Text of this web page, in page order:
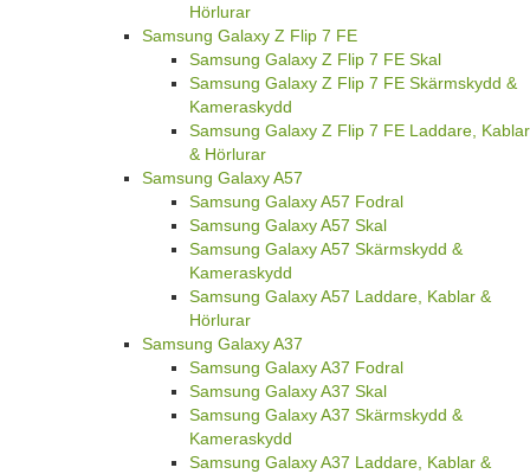
Hörlurar
Samsung Galaxy Z Flip 7 FE
Samsung Galaxy Z Flip 7 FE Skal
Samsung Galaxy Z Flip 7 FE Skärmskydd &
Kameraskydd
Samsung Galaxy Z Flip 7 FE Laddare, Kablar
& Hörlurar
Samsung Galaxy A57
Samsung Galaxy A57 Fodral
Samsung Galaxy A57 Skal
Samsung Galaxy A57 Skärmskydd &
Kameraskydd
Samsung Galaxy A57 Laddare, Kablar &
Hörlurar
Samsung Galaxy A37
Samsung Galaxy A37 Fodral
Samsung Galaxy A37 Skal
Samsung Galaxy A37 Skärmskydd &
Kameraskydd
Samsung Galaxy A37 Laddare, Kablar &